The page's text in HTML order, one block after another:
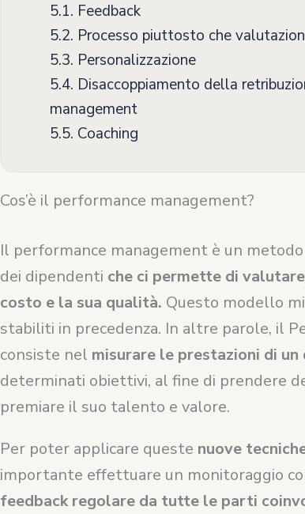
5.1. Feedback
5.2. Processo piuttosto che
5.3. Personalizzazione
5.4. Disaccoppiamento della
management
5.5. Coaching
Cos’è il performance management?
Il performance management è un
dei dipendenti che ci permette di
costo e la sua qualità. Questo modello
stabiliti in precedenza. In altre parole, il
consiste nel misurare le prestazioni di un
determinati obiettivi, al fine di prendere
premiare il suo talento e valore.
Per poter applicare queste nuove
importante effettuare un monitoraggio
feedback regolare da tutte le parti